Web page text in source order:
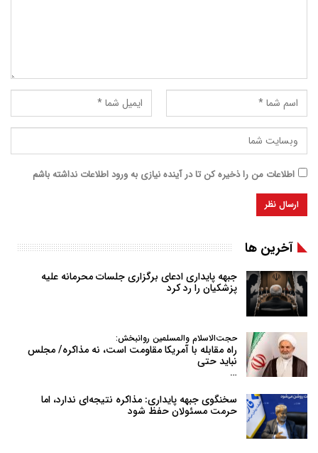
اطلاعات من را ذخیره کن تا در آینده نیازی به ورود اطلاعات نداشته باشم
آخرین ها
جبهه پایداری ادعای برگزاری جلسات محرمانه علیه
پزشکیان را رد کرد
حجت‌الاسلام والمسلمین روانبخش:
راه مقابله با آمریکا مقاومت است، نه مذاکره/ مجلس
نباید حتی
…
سخنگوی جبهه پایداری: مذاکره نتیجه‌ای ندارد، اما
حرمت مسئولان حفظ شود